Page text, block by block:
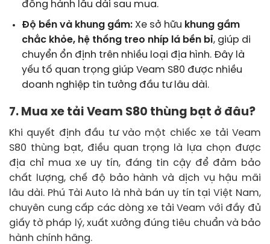
đồng hành lâu dài sau mua.
Độ bền và khung gầm:Xe sở hữu khung gầm
chắc khỏe, hệ thống treo nhíp lá bền bỉ, giúp di
chuyển ổn định trên nhiều loại địa hình. Đây là
yếu tố quan trọng giúp Veam S80 được nhiều
doanh nghiệp tin tưởng đầu tư lâu dài.
7. Mua xe tải Veam S80 thùng bạt ở đâu?
Khi quyết định đầu tư vào một chiếc xe tải Veam
S80 thùng bạt, điều quan trọng là lựa chọn được
địa chỉ mua xe uy tín, đáng tin cậy để đảm bảo
chất lượng, chế độ bảo hành và dịch vụ hậu mãi
lâu dài. Phú Tài Auto là nhà bán uy tín tại Việt Nam,
chuyên cung cấp các dòng xe tải Veam với đầy đủ
giấy tờ pháp lý, xuất xưởng đúng tiêu chuẩn và bảo
hành chính hãng.